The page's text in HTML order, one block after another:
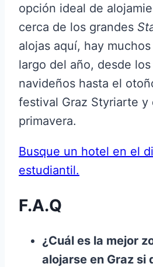
opción ideal de
cerca de los grandes
alojas aquí, hay
largo del año, desde
navideños hasta el
festival Graz Styriarte y
primavera.
Busque un hotel en el
estudiantil.
F.A.Q
¿Cuál es la mejor
alojarse en Graz si